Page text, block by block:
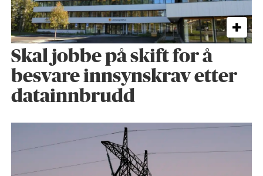
Skal jobbe på skift for å
besvare innsynskrav etter
datainnbrudd